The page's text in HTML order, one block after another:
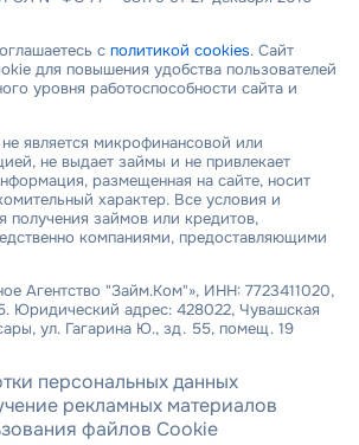
с политикой cookies. Сайт
для повышения удобства пользователей
уровня работоспособности сайта и
является микрофинансовой или
не выдает займы и не привлекает
размещенная на сайте, носит
характер. Все условия и
получения займов или кредитов,
компаниями, предоставляющими
Агентство "Займ.Ком"», ИНН: 7723411020,
Юридический адрес: 428022, Чувашская
ул. Гагарина Ю., зд. 55, помещ. 19
персональных данных
рекламных материалов
файлов Cookie